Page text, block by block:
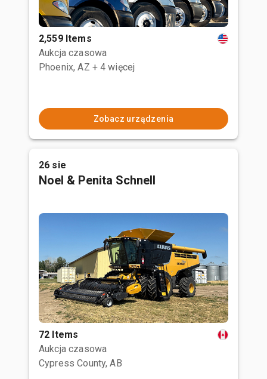
2,559 Items
Aukcja czasowa
Phoenix, AZ + 4 więcej
Zobacz urządzenia
26 sie
Noel & Penita Schnell
72 Items
Aukcja czasowa
Cypress County, AB